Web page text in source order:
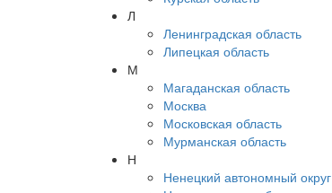
Л
Ленинградская область
Липецкая область
М
Магаданская область
Москва
Московская область
Мурманская область
Н
Ненецкий автономный округ